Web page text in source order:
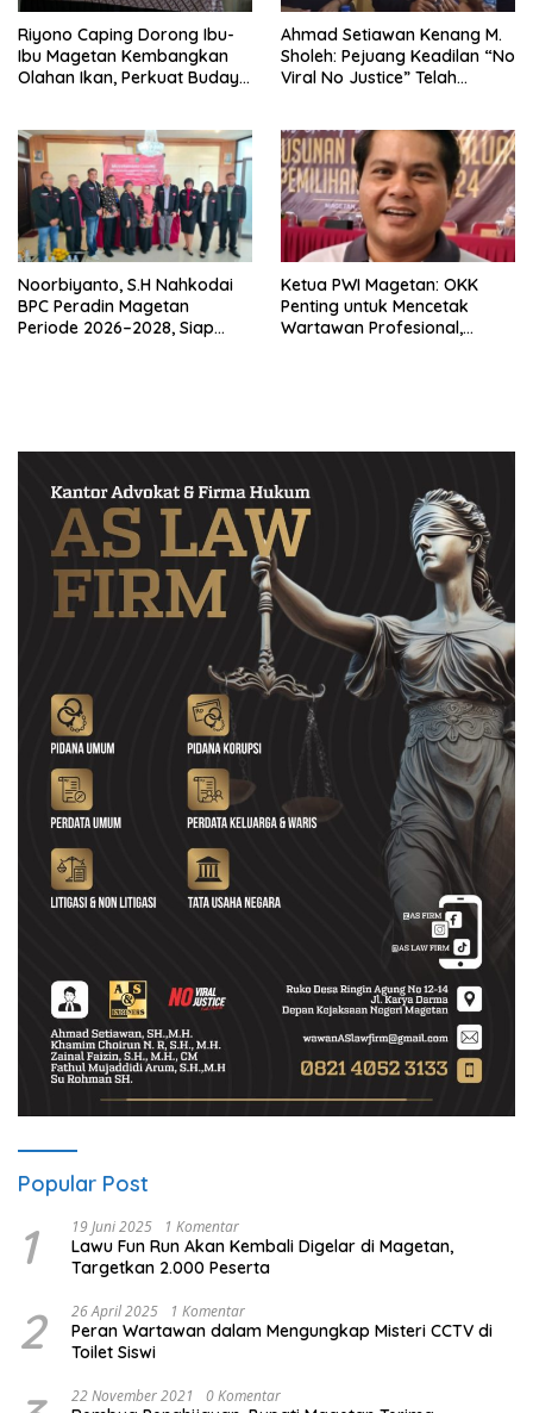
Riyono Caping Dorong Ibu-
Ibu Magetan Kembangkan
Olahan Ikan, Perkuat Budaya
Ahmad Setiawan Kenang M.
Sholeh: Pejuang Keadilan “No
Viral No Justice” Telah
Noorbiyanto, S.H Nahkodai
BPC Peradin Magetan
Periode 2026–2028, Siap
Ketua PWI Magetan: OKK
Penting untuk Mencetak
Wartawan Profesional,
Popular Post
1 19 Juni 2025 1 Komentar
Lawu Fun Run Akan Kembali Digelar di Magetan,
Targetkan 2.000 Peserta
2 26 April 2025 1 Komentar
Peran Wartawan dalam Mengungkap Misteri CCTV di
Toilet Siswi
22 November 2021 0 Komentar